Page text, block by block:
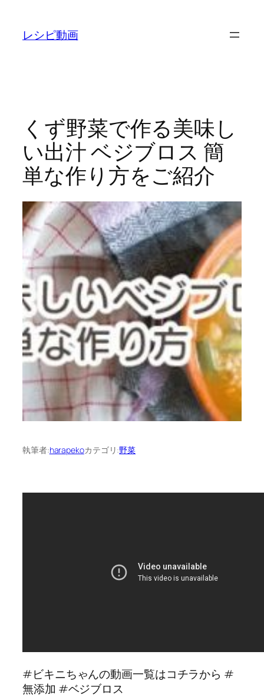
レシピ動画
くず野菜で作る美味し
い出汁 ベジブロス 簡
単な作り方をご紹介
執筆者:harapekoカテゴリ:野菜
#ビキニちゃんの動画一覧はコチラから #
無添加 #ベジブロス